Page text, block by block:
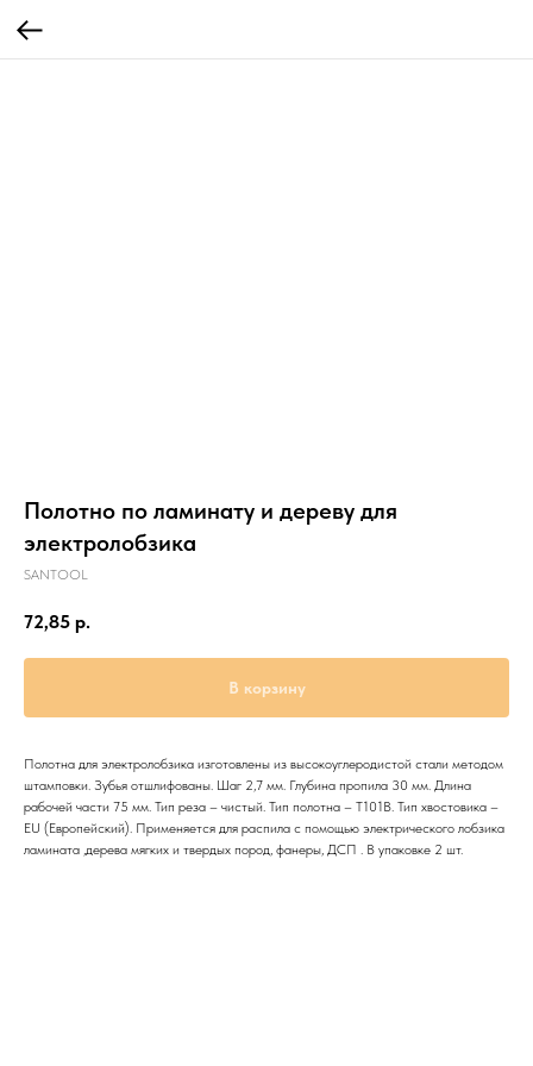
Полотно по ламинату и дереву для
электролобзика
SANTOOL
72,85 р.
В корзину
Полотна для электролобзика изготовлены из высокоуглеродистой стали методом
штамповки. Зубья отшлифованы. Шаг 2,7 мм. Глубина пропила 30 мм. Длина
рабочей части 75 мм. Тип реза – чистый. Тип полотна – T101B. Тип хвостовика –
EU (Европейский). Применяется для распила с помощью электрического лобзика
ламината ,дерева мягких и твердых пород, фанеры, ДСП . В упаковке 2 шт.